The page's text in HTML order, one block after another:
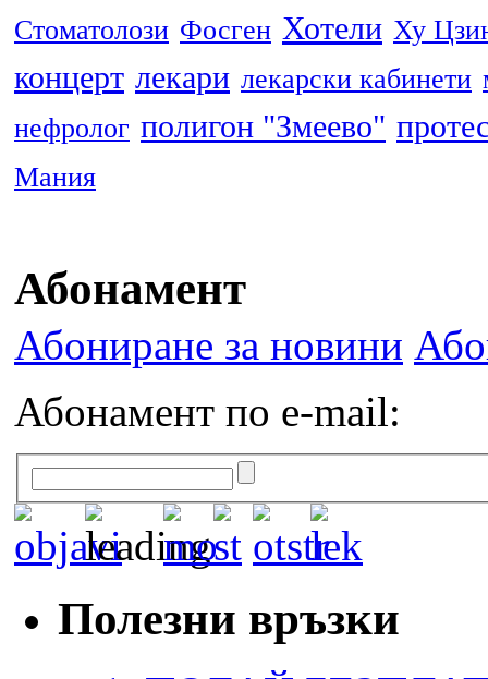
Стоматолози Фосген Хотели Ху
концерт лекари лекарски кабинети
нефролог полигон "Змеево"
Мания
Абонамент
Абониране за новини
Абонамент по e-mail:
Полезни връзки